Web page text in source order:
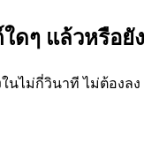
ดๆ แล้วหรือยัง
นไม่กี่วินาที ไม่ต้องลง